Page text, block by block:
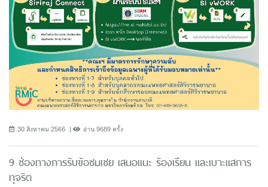
30 สิงหาคม 2566 อ่าน 9689 ครั้ง
9 ช่องทางการรับข้อชมเชย เสนอแนะ ร้องเรียน และเบาะแสการ
ทุจริต